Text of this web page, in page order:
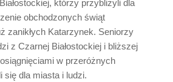
którzy przybliżyli dla
obchodzonych świąt
zanikłych Katarzynek. Seniorzy
z Czarnej Białostockiej i bliższej
w przeróżnych
się dla miasta i ludzi.